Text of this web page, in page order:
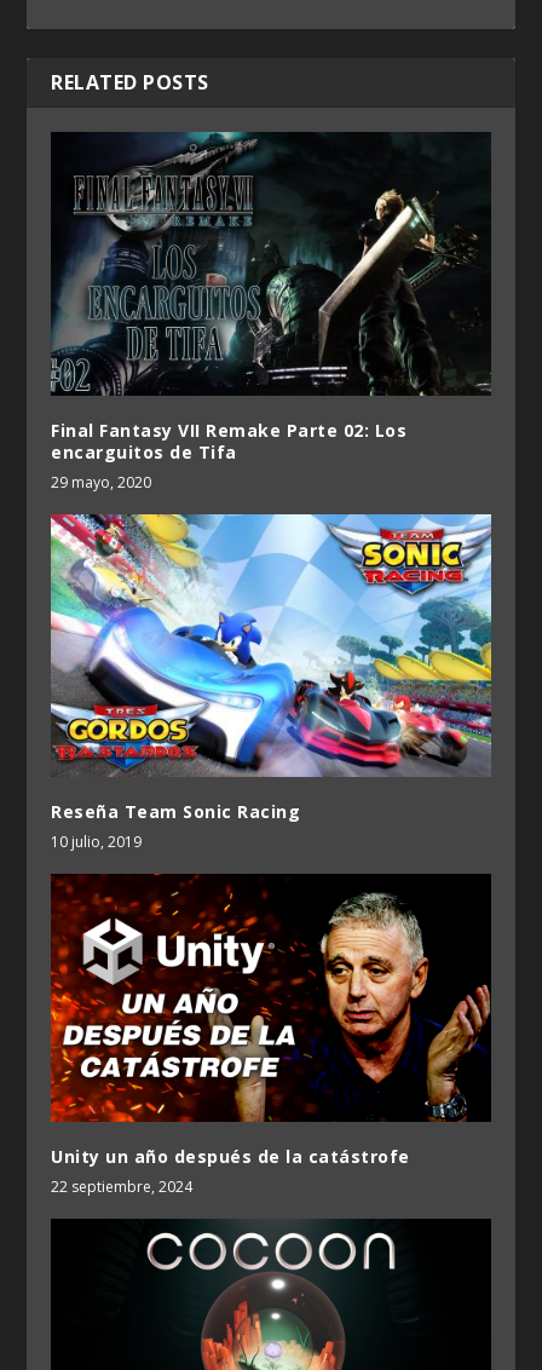
RELATED POSTS
Final Fantasy VII Remake Parte 02: Los
encarguitos de Tifa
29 mayo, 2020
Reseña Team Sonic Racing
10 julio, 2019
Unity un año después de la catástrofe
22 septiembre, 2024